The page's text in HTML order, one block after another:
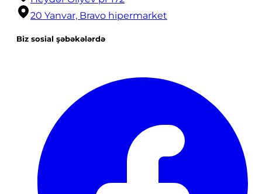
20 Yanvar, Bravo hipermarket
Biz sosial şəbəkələrdə